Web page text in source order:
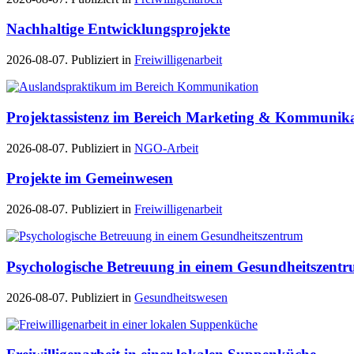
Nachhaltige Entwicklungsprojekte
2026-08-07. Publiziert in Freiwilligenarbeit
Projektassistenz im Bereich Marketing &
2026-08-07. Publiziert in NGO-Arbeit
Projekte im Gemeinwesen
2026-08-07. Publiziert in Freiwilligenarbeit
Psychologische Betreuung in einem
2026-08-07. Publiziert in Gesundheitswesen